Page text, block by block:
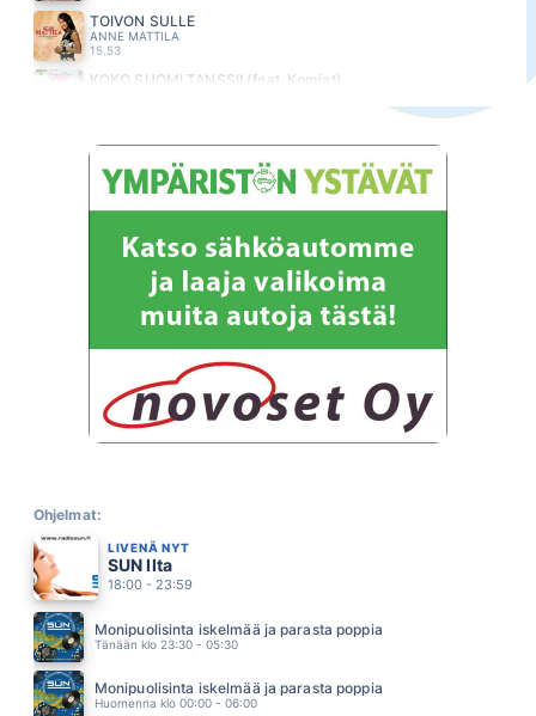
TOIVON SULLE
ANNE MATTILA
15.53
KOKO SUOMI TANSSII (feat. Komiat)
ANTTI TOIVOLA
15.46
LOVE REALLY HURTS WITHOUT YOU
BILLY OCEAN
MINÄ
KYMPPILINJA
JOS VOIT TULE LUO
15.32
MÄ EN MUUTU MIKSIKÄÄN
PATE MUSTAJÄRVI
15.29
IL MIO GIORNO PREFERITO
NELJÄNSUORA
15.19
DO YOU REALLY WANT TO HURT ME
CULTURE CLUB
15.15
PAUL ELIAS
15.11
IRINA
15.06
Ohjelmat:
LIVENÄ NYT
SUN Ilta
18:00 - 23:59
Monipuolisinta iskelmää ja parasta poppia
Tänään klo 23:30 - 05:30
Monipuolisinta iskelmää ja parasta poppia
Huomenna klo 00:00 - 06:00